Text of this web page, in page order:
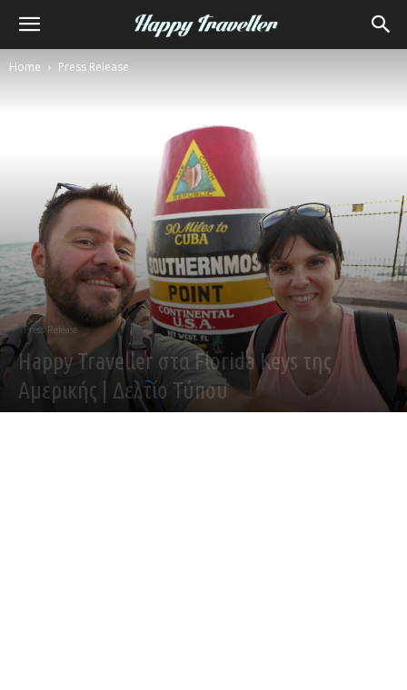
Home Press Release
Press Release
Happy Traveller στα Florida Keys της
Αμερικής | Δελτίο Τύπου